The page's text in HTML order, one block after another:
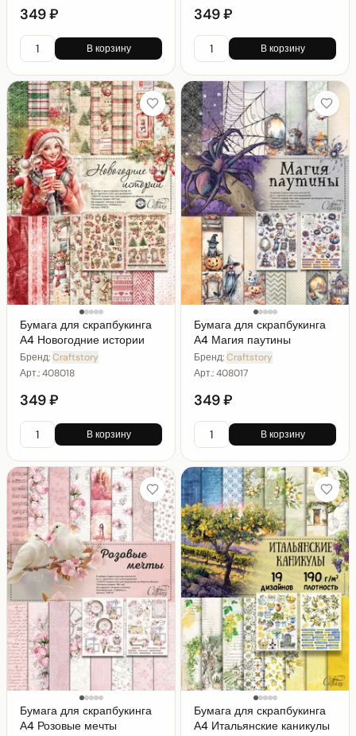
349 ₽
В корзину
349 ₽
В корзину
Бумага для скрапбукинга
А4 Новогодние истории
Бренд:Craftstory
Арт.:408018
349 ₽
В корзину
Бумага для скрапбукинга
А4 Магия паутины
Бренд:Craftstory
Арт.:408017
349 ₽
В корзину
Бумага для скрапбукинга
А4 Розовые мечты
Бумага для скрапбукинга
А4 Итальянские каникулы